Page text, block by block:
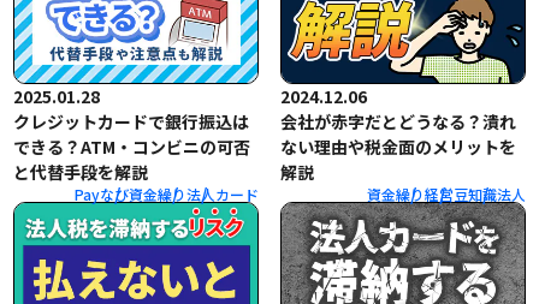
2025.01.28
クレジットカードで銀行振込は
できる？ATM・コンビニの可否
と代替手段を解説
Payなび資金繰り法人カード
2024.12.06
会社が赤字だとどうなる？潰れ
ない理由や税金面のメリットを
解説
資金繰り経営豆知識法人